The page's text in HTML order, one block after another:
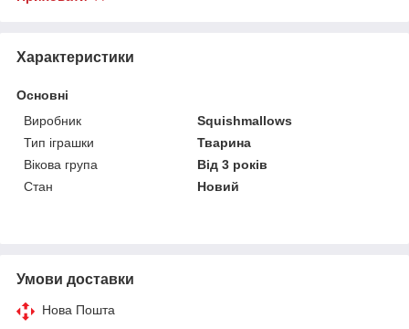
Характеристики
Основні
Виробник
Squishmallows
Тип іграшки
Тварина
Вікова група
Від 3 років
Стан
Новий
Умови доставки
Нова Пошта